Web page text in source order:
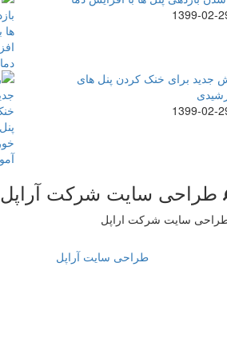
1399-02-
جدید برای خنک کردن پنل های
1399-02-
طراحی سایت شرکت آراپل
طراحی سایت آراپل